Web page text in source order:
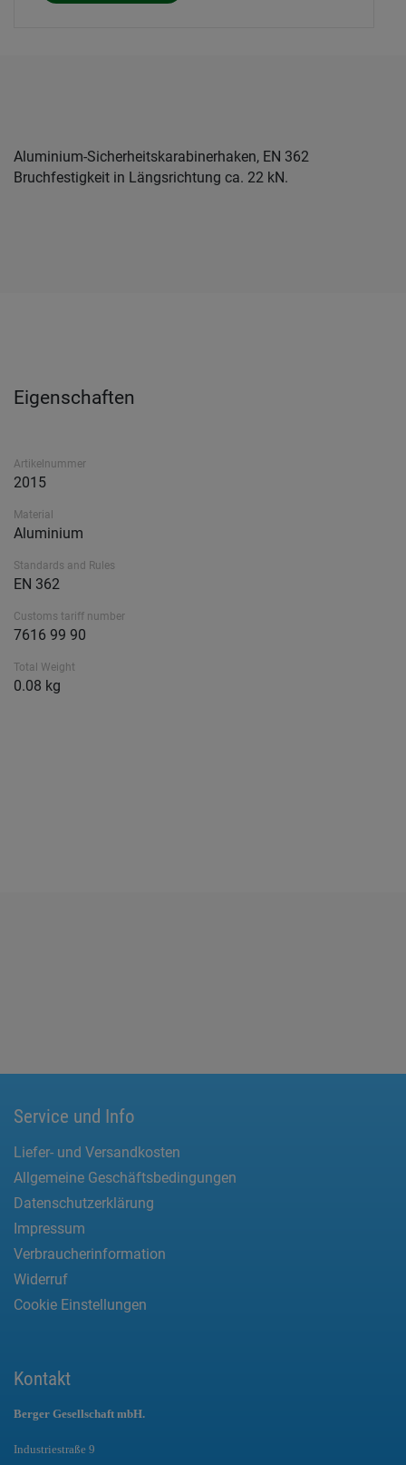
Aluminium-Sicherheitskarabinerhaken, EN 362
Bruchfestigkeit in Längsrichtung ca. 22 kN.
Eigenschaften
Artikelnummer
2015
Material
Aluminium
Standards and Rules
EN 362
Customs tariff number
7616 99 90
Total Weight
0.08 kg
Service und Info
Liefer- und Versandkosten
Allgemeine Geschäftsbedingungen
Datenschutzerklärung
Impressum
Verbraucherinformation
Widerruf
Cookie Einstellungen
Kontakt
Berger Gesellschaft mbH.
Industriestraße 9